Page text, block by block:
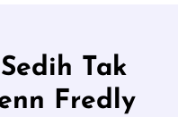
Tak
Fredly